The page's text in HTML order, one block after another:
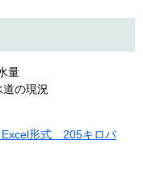
量
の現況
形式 205キロバ